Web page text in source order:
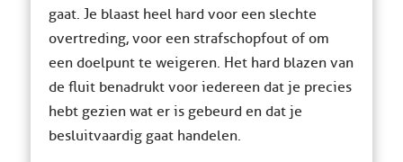
gaat. Je blaast heel hard voor een slechte
overtreding, voor een strafschopfout of om
een ​​doelpunt te weigeren. Het hard blazen van
de fluit benadrukt voor iedereen dat je precies
hebt gezien wat er is gebeurd en dat je
besluitvaardig gaat handelen.